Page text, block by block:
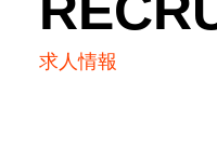
求人情報